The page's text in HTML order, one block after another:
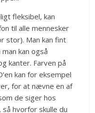
fleksibel, kan
til alle mennesker
stor). Man kan fint
kan også
kanter. Farven på
kan for eksempel
for at nævne en af
de siger hos
hvorfor skulle du